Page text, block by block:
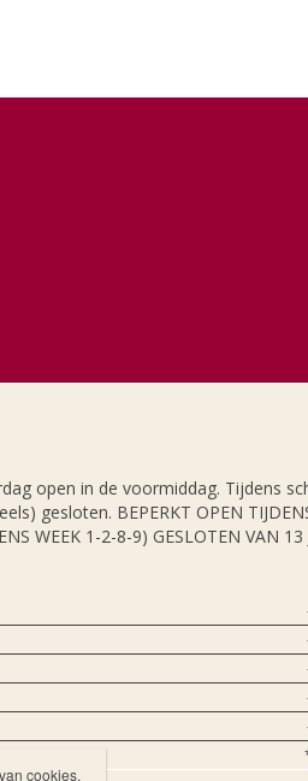
open in de voormiddag. Tijdens
gesloten. BEPERKT OPEN
WEEK 1-2-8-9) GESLOTEN VAN
cookies.